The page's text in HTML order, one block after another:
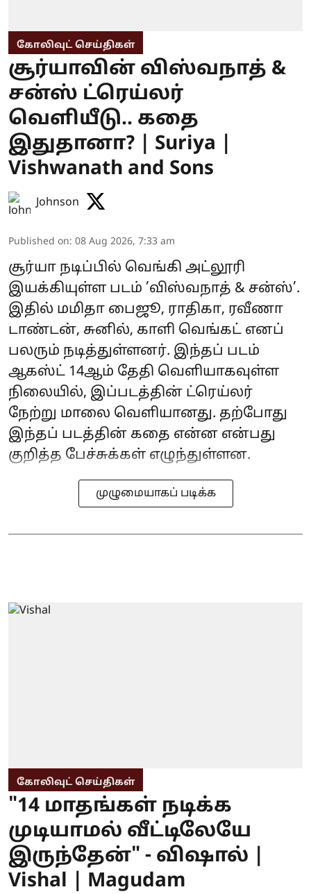
கோலிவுட் செய்திகள்
சூர்யாவின் விஸ்வநாத் &
சன்ஸ் ட்ரெய்லர்
வெளியீடு.. கதை
இதுதானா? | Suriya |
Vishwanath and Sons
Johnson
Published on: 08 Aug 2026, 7:33 am
சூர்யா நடிப்பில் வெங்கி அட்லூரி
இயக்கியுள்ள படம் ’விஸ்வநாத் & சன்ஸ்’.
இதில் மமிதா பைஜூ, ராதிகா, ரவீணா
டாண்டன், சுனில், காளி வெங்கட் எனப்
பலரும் நடித்துள்ளனர். இந்தப் படம்
ஆகஸ்ட் 14ஆம் தேதி வெளியாகவுள்ள
நிலையில், இப்படத்தின் ட்ரெய்லர்
நேற்று மாலை வெளியானது. தற்போது
இந்தப் படத்தின் கதை என்ன என்பது
குறித்த பேச்சுக்கள் எழுந்துள்ளன.
முழுமையாகப் படிக்க
கோலிவுட் செய்திகள்
"14 மாதங்கள் நடிக்க
முடியாமல் வீட்டிலேயே
இருந்தேன்" - விஷால் |
Vishal | Magudam